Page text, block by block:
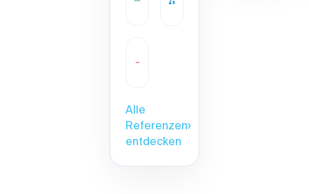
Alle
Referenzen
entdecken
›